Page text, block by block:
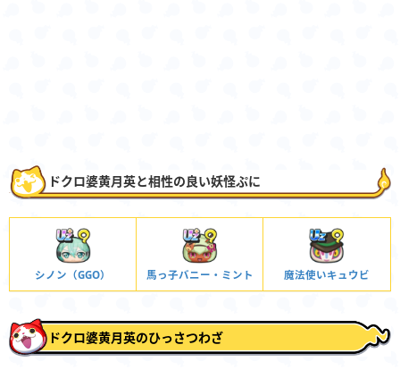
ドクロ婆黄月英と相性の良い妖怪ぷに
シノン（GGO） 馬っ子バニー・ミント 魔法使いキュウビ
ドクロ婆黄月英のひっさつわざ